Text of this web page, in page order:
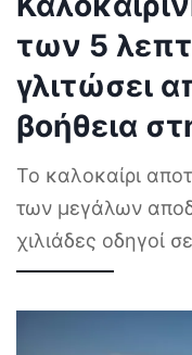
των 5
γλιτώσει
βοήθεια
Το καλοκαίρι
των μεγάλων
χιλιάδες οδηγοί